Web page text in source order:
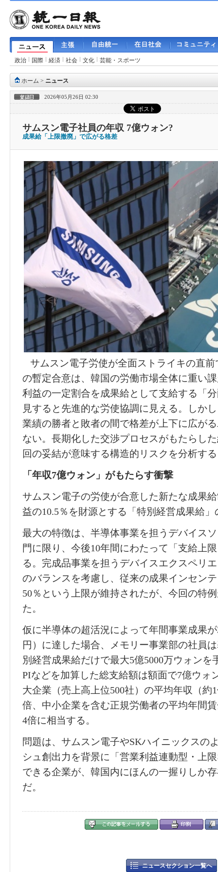
政治 国際 経済 社会 文化 芸能・スポーツ
ホーム > ニュース
2026年05月26日 02:30
サムスン電子社員の年収 7億ウォン?
成果給「上限撤廃」で広がる格差
サムスン電子労使が全面ストライキの直
の暫定合意は、韓国の労働市場全体に重い
利益の一定割合を成果給として支給する「
見すると先進的な労使協調に見える。しか
業績の勝者と敗者の間で格差が上下に広が
ない。長期化した交渉プロセスがもたらし
回の妥結が意味する構造的リスクを分析す
「年収7億ウォン」がもたらす衝撃
サムスン電子の労使が合意した新たな成果
益の10.5％を財源とする「特別 経営成果給」
最大の特徴は、半導体事業を担うデバイス
門に限り、今後10年間にわたって「支給上
る。完成品事業を担うデバイスエクスペリ
のバランスを考慮し、 従来の成果インセン
50％という上限が維持されたが、今回の特
た。
仮に半導体の超活況によって年間事業成果が
円）に達した場合、メモリ ー事業部の社員
別 経営成果給だけで最大5億5000万ウォンを
PIなどを加算した総支給額は額面で7億ウォ
大企業（売 上高上位500社）の平均年収 （約1
倍、中小企業を含む正規労働者の平均年間
4倍に相当する。
問題は、サムスン電子やSKハイニックスの
シュ創出力を背景に「 営業利益連動型 ・
上
できる企業が、韓国内にほんの一握りしか
だ。
ニュースセクション一覧へ